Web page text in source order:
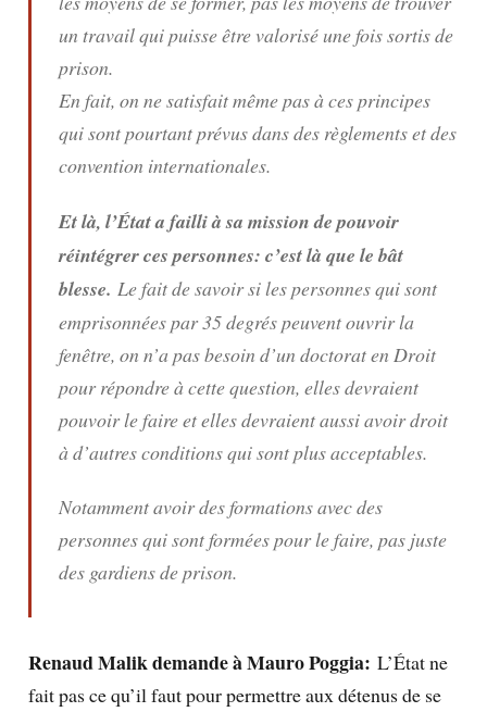
un travail qui puisse être valorisé une fois sortis de
prison.
En fait, on ne satisfait même pas à ces principes
qui sont pourtant prévus dans des règlements et des
convention internationales.
Et là, l’État a failli à sa mission de pouvoir
réintégrer ces personnes: c’est là que le bât
blesse. Le fait de savoir si les personnes qui sont
emprisonnées par 35 degrés peuvent ouvrir la
fenêtre, on n’a pas besoin d’un doctorat en Droit
pour répondre à cette question, elles devraient
pouvoir le faire et elles devraient aussi avoir droit
à d’autres conditions qui sont plus acceptables.
Notamment avoir des formations avec des
personnes qui sont formées pour le faire, pas juste
des gardiens de prison.
Renaud Malik demande à Mauro Poggia: L’État ne
fait pas ce qu’il faut pour permettre aux détenus de se